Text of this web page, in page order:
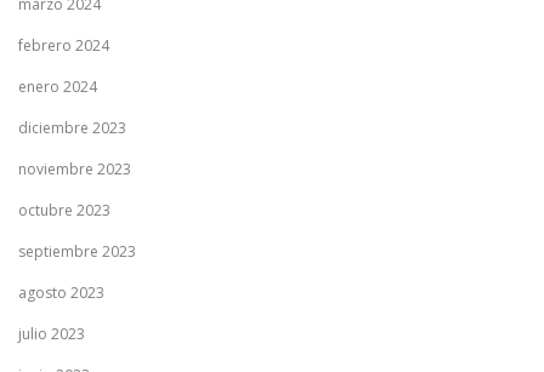
marzo 2024
febrero 2024
enero 2024
diciembre 2023
noviembre 2023
octubre 2023
septiembre 2023
agosto 2023
julio 2023